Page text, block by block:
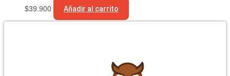
$39.900 Añadir al carrito